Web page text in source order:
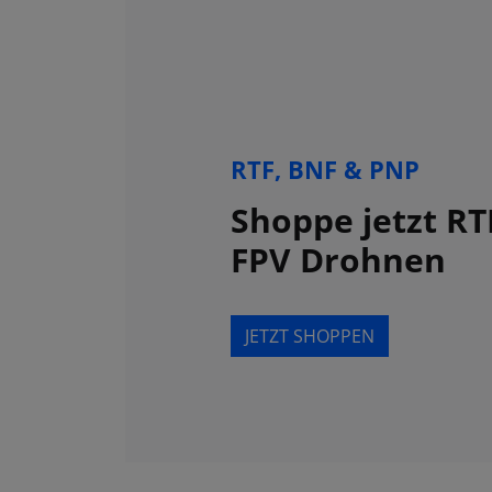
RTF, BNF & PNP
Shoppe jetzt
FPV Drohnen
JETZT SHOPPEN